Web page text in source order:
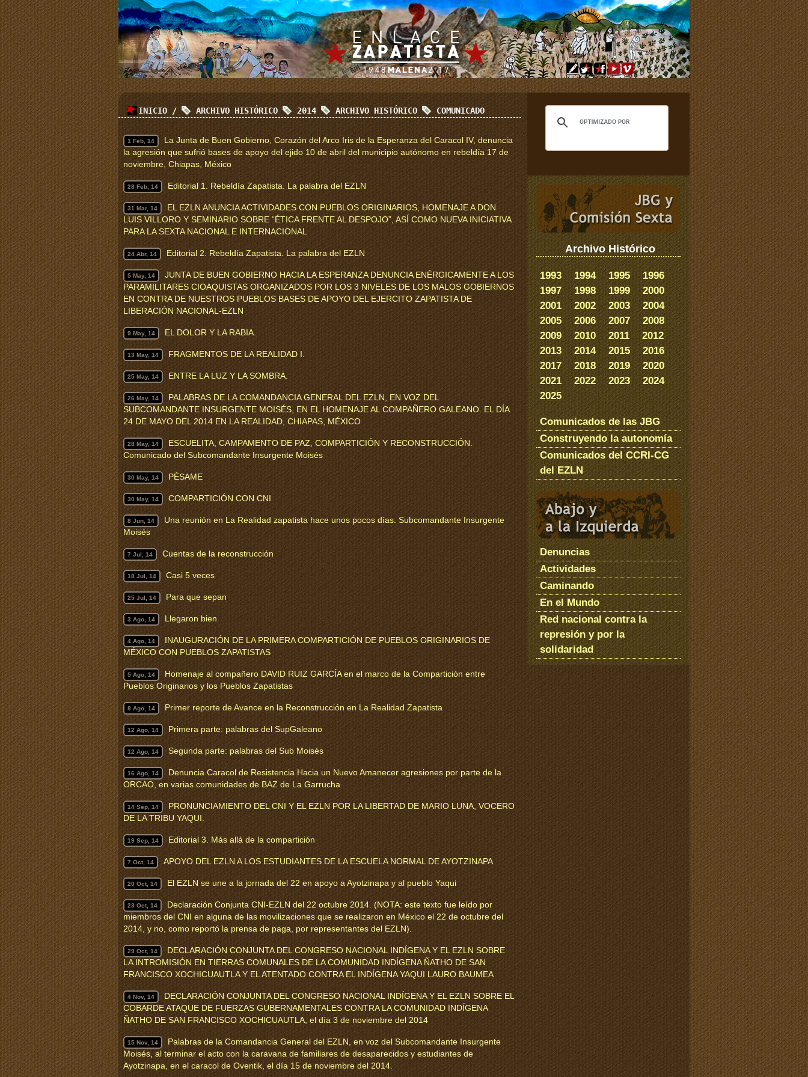
INICIO / ARCHIVO HISTÓRICO 2014 ARCHIVO HISTÓRICO COMUNICADO
1 Feb, 14
La Junta de Buen Gobierno, Corazón del Arco Iris de la Esperanza del Caracol IV, denuncia
la agresión que sufrió bases de apoyo del ejido 10 de abril del municipio autónomo en rebeldía 17 de
noviembre, Chiapas, México
28 Feb, 14 Editorial 1. Rebeldía Zapatista. La palabra del EZLN
31 Mar, 14
EL EZLN ANUNCIA ACTIVIDADES CON PUEBLOS ORIGINARIOS, HOMENAJE A DON
LUIS VILLORO Y SEMINARIO SOBRE “ÉTICA FRENTE AL DESPOJO”, ASÍ COMO NUEVA INICIATIVA
PARA LA SEXTA NACIONAL E INTERNACIONAL
24 Abr, 14 Editorial 2. Rebeldía Zapatista. La palabra del EZLN
5 May, 14
JUNTA DE BUEN GOBIERNO HACIA LA ESPERANZA DENUNCIA ENÉRGICAMENTE A LOS
PARAMILITARES CIOAQUISTAS ORGANIZADOS POR LOS 3 NIVELES DE LOS MALOS GOBIERNOS
EN CONTRA DE NUESTROS PUEBLOS BASES DE APOYO DEL EJERCITO ZAPATISTA DE
LIBERACIÓN NACIONAL-EZLN
9 May, 14 EL DOLOR Y LA RABIA.
13 May, 14 FRAGMENTOS DE LA REALIDAD I.
25 May, 14 ENTRE LA LUZ Y LA SOMBRA.
26 May, 14
PALABRAS DE LA COMANDANCIA GENERAL DEL EZLN, EN VOZ DEL
SUBCOMANDANTE INSURGENTE MOISÉS, EN EL HOMENAJE AL COMPAÑERO GALEANO. EL DÍA
24 DE MAYO DEL 2014 EN LA REALIDAD, CHIAPAS, MÉXICO
28 May, 14
ESCUELITA, CAMPAMENTO DE PAZ, COMPARTICIÓN Y RECONSTRUCCIÓN.
Comunicado del Subcomandante Insurgente Moisés
30 May, 14 PÉSAME
30 May, 14 COMPARTICIÓN CON CNI
8 Jun, 14
Una reunión en La Realidad zapatista hace unos pocos días. Subcomandante Insurgente
Moisés
7 Jul, 14 Cuentas de la reconstrucción
18 Jul, 14 Casi 5 veces
25 Jul, 14 Para que sepan
3 Ago, 14 Llegaron bien
4 Ago, 14
INAUGURACIÓN DE LA PRIMERA COMPARTICIÓN DE PUEBLOS ORIGINARIOS DE
MÉXICO CON PUEBLOS ZAPATISTAS
5 Ago, 14
Homenaje al compañero DAVID RUIZ GARCÍA en el marco de la Compartición entre
Pueblos Originarios y los Pueblos Zapatistas
8 Ago, 14 Primer reporte de Avance en la Reconstrucción en La Realidad Zapatista
12 Ago, 14 Primera parte: palabras del SupGaleano
12 Ago, 14 Segunda parte: palabras del Sub Moisés
16 Ago, 14
Denuncia Caracol de Resistencia Hacia un Nuevo Amanecer agresiones por parte de la
ORCAO, en varias comunidades de BAZ de La Garrucha
14 Sep, 14
PRONUNCIAMIENTO DEL CNI Y EL EZLN POR LA LIBERTAD DE MARIO LUNA, VOCERO
DE LA TRIBU YAQUI.
19 Sep, 14 Editorial 3. Más allá de la compartición
7 Oct, 14 APOYO DEL EZLN A LOS ESTUDIANTES DE LA ESCUELA NORMAL DE AYOTZINAPA
20 Oct, 14 El EZLN se une a la jornada del 22 en apoyo a Ayotzinapa y al pueblo Yaqui
23 Oct, 14
Declaración Conjunta CNI-EZLN del 22 octubre 2014. (NOTA: este texto fue leído por
miembros del CNI en alguna de las movilizaciones que se realizaron en México el 22 de octubre del
2014, y no, como reportó la prensa de paga, por representantes del EZLN).
29 Oct, 14
DECLARACIÓN CONJUNTA DEL CONGRESO NACIONAL INDÍGENA Y EL EZLN SOBRE
LA INTROMISIÓN EN TIERRAS COMUNALES DE LA COMUNIDAD INDÍGENA ÑATHO DE SAN
FRANCISCO XOCHICUAUTLA Y EL ATENTADO CONTRA EL INDÍGENA YAQUI LAURO BAUMEA
4 Nov, 14
DECLARACIÓN CONJUNTA DEL CONGRESO NACIONAL INDÍGENA Y EL EZLN SOBRE EL
COBARDE ATAQUE DE FUERZAS GUBERNAMENTALES CONTRA LA COMUNIDAD INDÍGENA
ÑATHO DE SAN FRANCISCO XOCHICUAUTLA, el día 3 de noviembre del 2014
15 Nov, 14
Palabras de la Comandancia General del EZLN, en voz del Subcomandante Insurgente
Moisés, al terminar el acto con la caravana de familiares de desaparecidos y estudiantes de
Ayotzinapa, en el caracol de Oventik, el día 15 de noviembre del 2014.
Archivo Histórico
1993 1994 1995
1996
1997
1998 1999
2000
2001
2002 2003
2004
2005
2006 2007
2008
2009
2010 2011
2012
2013
2014 2015
2016
2017
2018 2019
2020
2021
2022 2023
2024
2025
Comunicados de las JBG
Construyendo la autonomía
Comunicados del CCRI-CG
del EZLN
Denuncias
Actividades
Caminando
En el Mundo
Red nacional contra la
represión y por la
solidaridad